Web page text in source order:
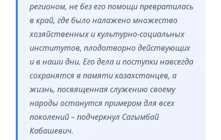
регионом, не без его помощи превратилась
в край, где было налажено множество
хозяйственных и культурно-социальных
институтов, плодотворно действующих
и в наши дни. Его дела и поступки навсегда
сохранятся в памяти казахстанцев, а
жизнь, посвященная служению своему
народы останутся примером для всех
поколений – подчеркнул Сагымбай
Кабашевич.